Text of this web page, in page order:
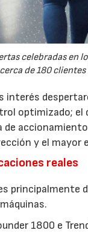
celebradas en
de 180
interés
optimizado;
y el
reales
principalmente
1800 e